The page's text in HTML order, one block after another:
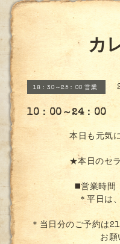
カ
18：30～25：00 営業
10：00～24：00
本日も元気
★本日のセ
◼️営業時
＊平日は
＊当日分のご予約は
お願